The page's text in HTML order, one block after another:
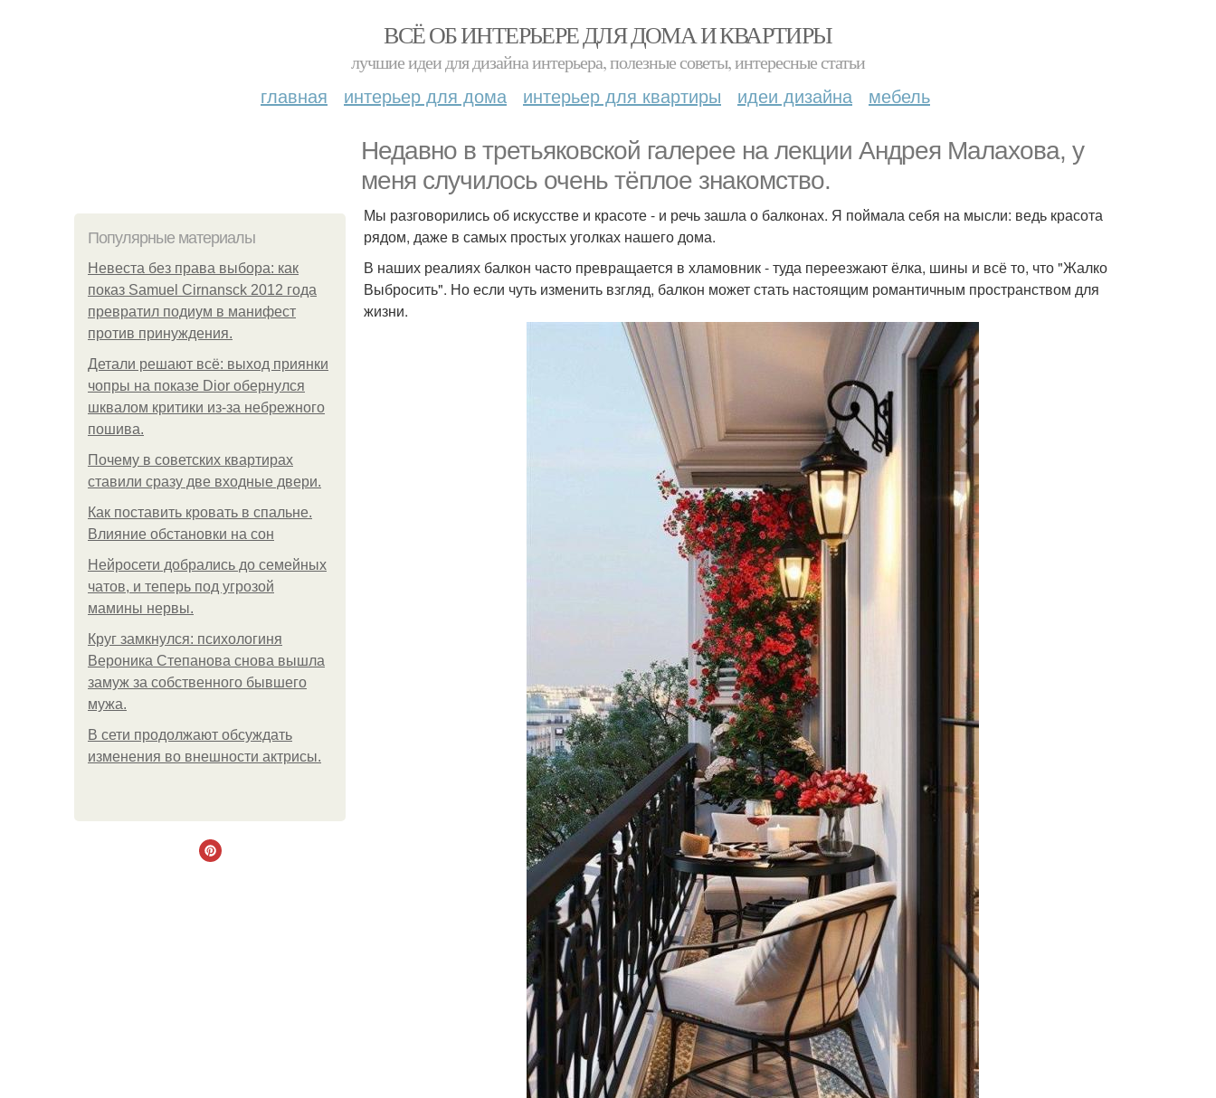
ВСЁ ОБ ИНТЕРЬЕРЕ ДЛЯ ДОМА И КВАРТИРЫ
лучшие идеи для дизайна интерьера, полезные советы, интересные статьи
главная интерьер для дома интерьер для квартиры идеи дизайна мебель
Недавно в третьяковской галерее на лекции Андрея Малахова, у
меня случилось очень тёплое знакомство.
Популярные материалы
Невеста без права выбора: как
показ Samuel Cirnansck 2012 года
превратил подиум в манифест
против принуждения.
Детали решают всё: выход приянки
чопры на показе Dior обернулся
шквалом критики из-за небрежного
пошива.
Почему в советских квартирах
ставили сразу две входные двери.
Как поставить кровать в спальне.
Влияние обстановки на сон
Нейросети добрались до семейных
чатов, и теперь под угрозой
мамины нервы.
Круг замкнулся: психологиня
Вероника Степанова снова вышла
замуж за собственного бывшего
мужа.
В сети продолжают обсуждать
изменения во внешности актрисы.
Мы разговорились об искусстве и красоте - и речь зашла о балконах. Я поймала себя на мысли: ведь красота
рядом, даже в самых простых уголках нашего дома.
В наших реалиях балкон часто превращается в хламовник - туда переезжают ёлка, шины и всё то, что "Жалко
Выбросить". Но если чуть изменить взгляд, балкон может стать настоящим романтичным пространством для
жизни.